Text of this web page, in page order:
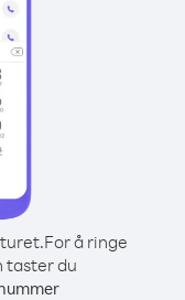
For å ringe
taster du